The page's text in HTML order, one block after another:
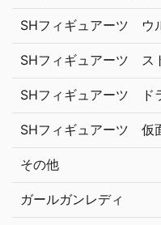
SHフィギュアーツ ウ
SHフィギュアーツ ス
SHフィギュアーツ ド
SHフィギュアーツ 仮
その他
ガールガンレディ